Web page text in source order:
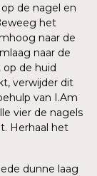
de nagel en
het
naar de
naar de
op de huid
verwijder dit
van I.Am
vier de nagels
Herhaal het
dunne laag